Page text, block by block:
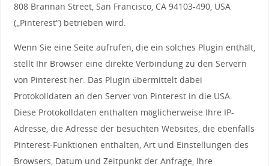
808 Brannan Street, San Francisco, CA 94103-490, USA
(„Pinterest“) betrieben wird.
Wenn Sie eine Seite aufrufen, die ein solches Plugin enthält,
stellt Ihr Browser eine direkte Verbindung zu den Servern
von Pinterest her. Das Plugin übermittelt dabei
Protokolldaten an den Server von Pinterest in die USA.
Diese Protokolldaten enthalten möglicherweise Ihre IP-
Adresse, die Adresse der besuchten Websites, die ebenfalls
Pinterest-Funktionen enthalten, Art und Einstellungen des
Browsers, Datum und Zeitpunkt der Anfrage, Ihre